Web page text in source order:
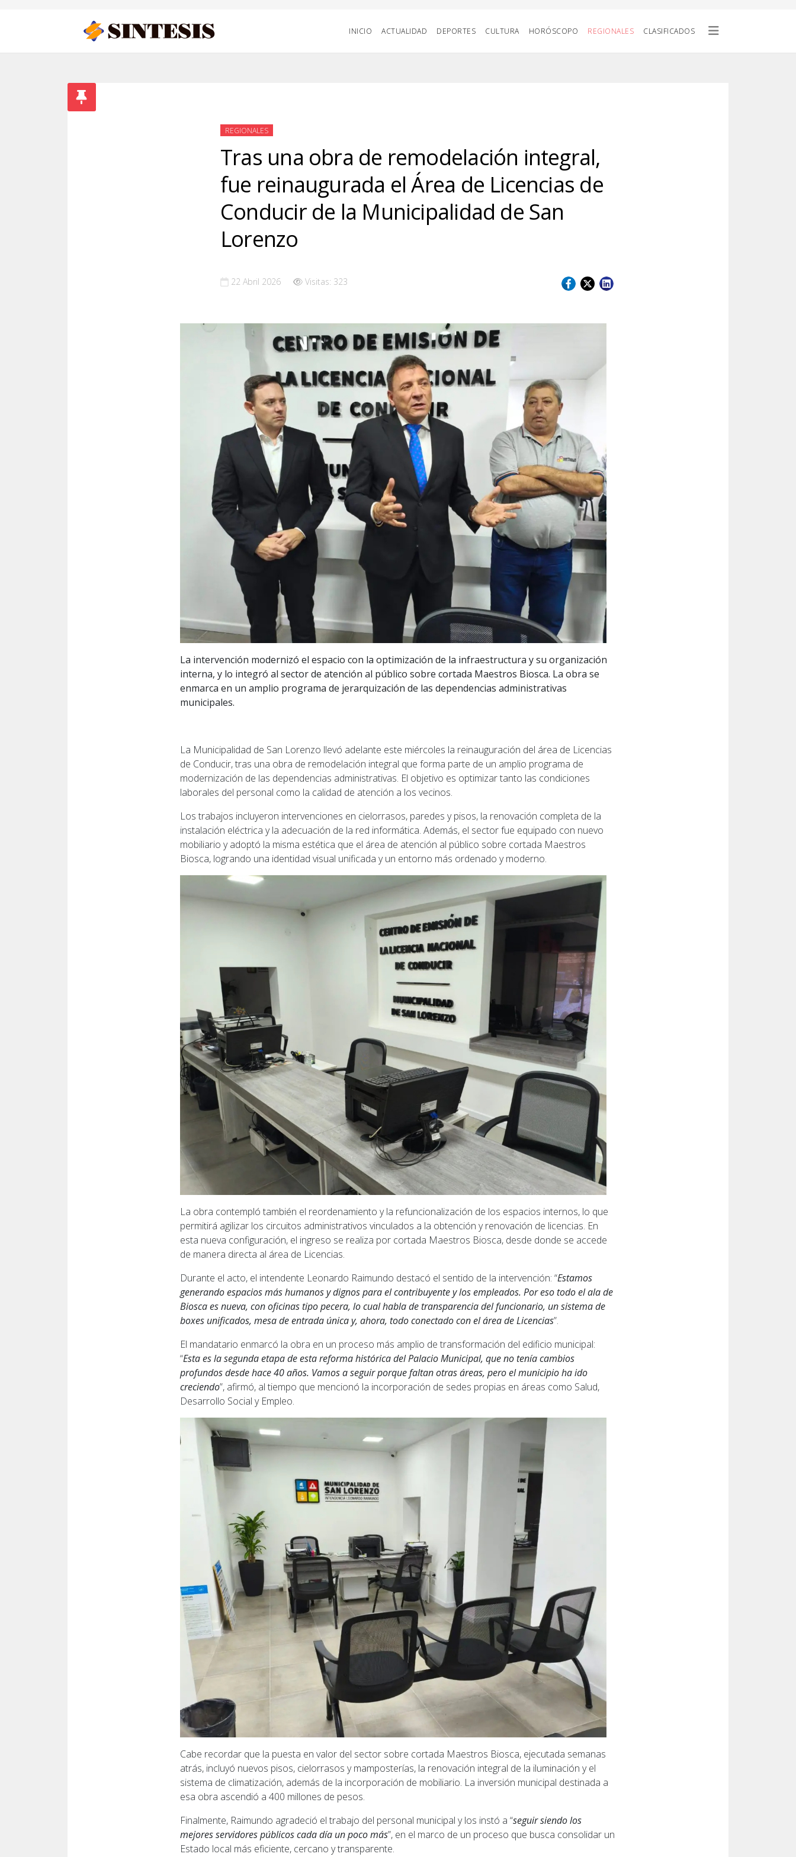
INICIO ACTUALIDAD DEPORTES CULTURA HORÓSCOPO REGIONALES CLASIFICADOS
REGIONALES
Tras una obra de remodelación integral,
fue reinaugurada el Área de Licencias de
Conducir de la Municipalidad de San
Lorenzo
22 Abril 2026 Visitas: 323
La intervención modernizó el espacio con la optimización de la infraestructura y su organización
interna, y lo integró al sector de atención al público sobre cortada Maestros Biosca. La obra se
enmarca en un amplio programa de jerarquización de las dependencias administrativas
municipales.
La Municipalidad de San Lorenzo llevó adelante este miércoles la reinauguración del área de Licencias
de Conducir, tras una obra de remodelación integral que forma parte de un amplio programa de
modernización de las dependencias administrativas. El objetivo es optimizar tanto las condiciones
laborales del personal como la calidad de atención a los vecinos.
Los trabajos incluyeron intervenciones en cielorrasos, paredes y pisos, la renovación completa de la
instalación eléctrica y la adecuación de la red informática. Además, el sector fue equipado con nuevo
mobiliario y adoptó la misma estética que el área de atención al público sobre cortada Maestros
Biosca, logrando una identidad visual unificada y un entorno más ordenado y moderno.
La obra contempló también el reordenamiento y la refuncionalización de los espacios internos, lo que
permitirá agilizar los circuitos administrativos vinculados a la obtención y renovación de licencias. En
esta nueva configuración, el ingreso se realiza por cortada Maestros Biosca, desde donde se accede
de manera directa al área de Licencias.
Durante el acto, el intendente Leonardo Raimundo destacó el sentido de la intervención: “Estamos
generando espacios más humanos y dignos para el contribuyente y los empleados. Por eso todo el ala de
Biosca es nueva, con oficinas tipo pecera, lo cual habla de transparencia del funcionario, un sistema de
boxes unificados, mesa de entrada única y, ahora, todo conectado con el área de Licencias”.
El mandatario enmarcó la obra en un proceso más amplio de transformación del edificio municipal:
“Esta es la segunda etapa de esta reforma histórica del Palacio Municipal, que no tenía cambios
profundos desde hace 40 años. Vamos a seguir porque faltan otras áreas, pero el municipio ha ido
creciendo”, afirmó, al tiempo que mencionó la incorporación de sedes propias en áreas como Salud,
Desarrollo Social y Empleo.
Cabe recordar que la puesta en valor del sector sobre cortada Maestros Biosca, ejecutada semanas
atrás, incluyó nuevos pisos, cielorrasos y mamposterías, la renovación integral de la iluminación y el
sistema de climatización, además de la incorporación de mobiliario. La inversión municipal destinada a
esa obra ascendió a 400 millones de pesos.
Finalmente, Raimundo agradeció el trabajo del personal municipal y los instó a “seguir siendo los
mejores servidores públicos cada día un poco más”, en el marco de un proceso que busca consolidar un
Estado local más eficiente, cercano y transparente.